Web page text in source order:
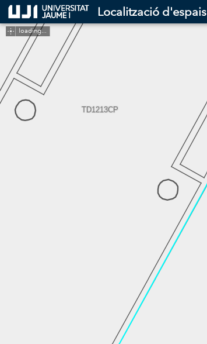
TD1213CP
loading...
Controller
Localització d'espais